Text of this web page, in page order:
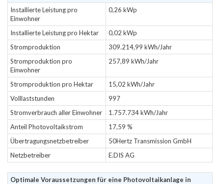
Installierte Leistung pro
Einwohner
0,26 kWp
Installierte Leistung pro Hektar
0,02 kWp
Stromproduktion
309.214,99 kWh/Jahr
Stromproduktion pro
Einwohner
257,89 kWh/Jahr
Stromproduktion pro Hektar
15,02 kWh/Jahr
Volllaststunden
997
Stromverbrauch aller Einwohner
1.757.734 kWh/Jahr
Anteil Photovoltaikstrom
17,59 %
Übertragungsnetzbetreiber
50Hertz Transmission GmbH
Netzbetreiber
E.DIS AG
Optimale Voraussetzungen für eine Photovoltaikanlage in